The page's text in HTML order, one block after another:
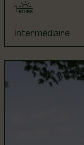
1
Intermédiaire